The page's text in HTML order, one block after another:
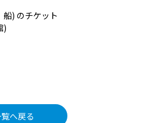
) のチケット
)
へ戻る